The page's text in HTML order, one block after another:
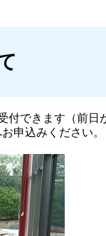
付できます（前日
申込みください